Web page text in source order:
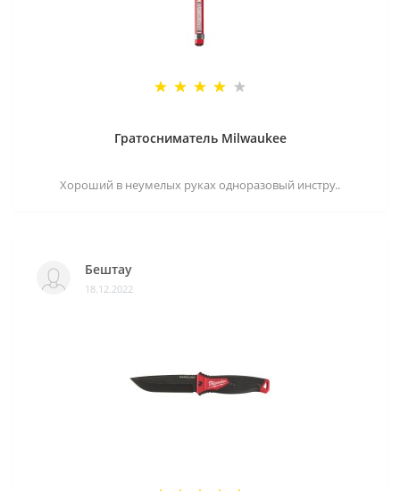
Гратосниматель Milwaukee
Хороший в неумелых руках одноразовый инстру..
Бештау
18.12.2022